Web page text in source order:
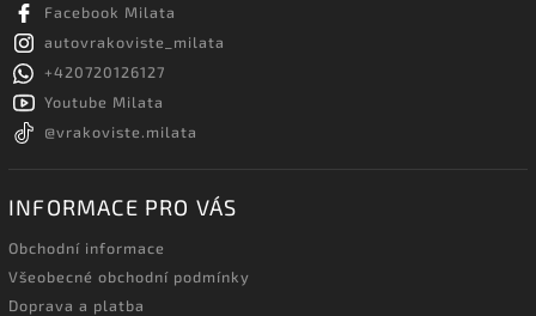
Facebook Milata
autovrakoviste_milata
+420720126127
Youtube Milata
@vrakoviste.milata
INFORMACE PRO VÁS
Obchodní informace
Všeobecné obchodní podmínky
Doprava a platba